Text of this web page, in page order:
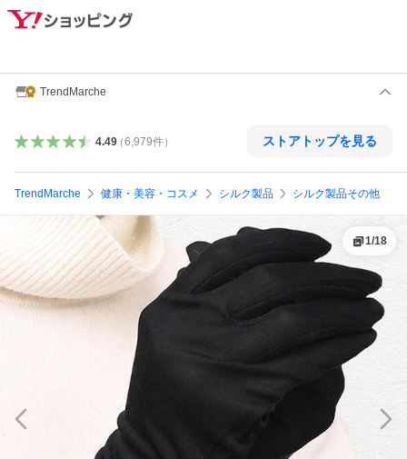
TrendMarche
4.49（6,979件） ストアトップを見る
TrendMarche 健康・美容・コスメ シルク製品 シルク製品その他
1/18